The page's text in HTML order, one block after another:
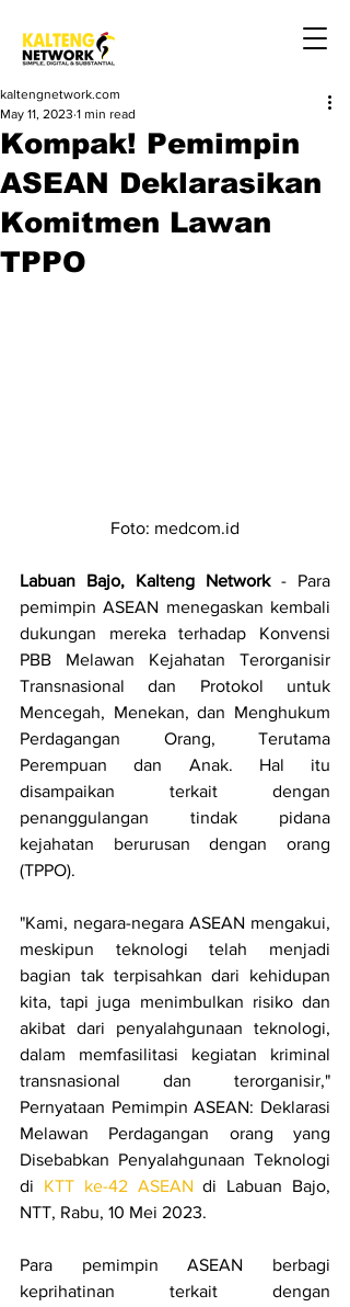
Kompak! Pemimpin
ASEAN Deklarasikan
Komitmen Lawan
TPPO
kaltengnetwork.com
May 11, 2023 1 min read
Foto: medcom.id
Labuan Bajo, Kalteng Network - Para
pemimpin ASEAN menegaskan kembali
dukungan mereka terhadap Konvensi
PBB Melawan Kejahatan Terorganisir
Transnasional dan Protokol untuk
Mencegah, Menekan, dan Menghukum
Perdagangan Orang, Terutama
Perempuan dan Anak. Hal itu
disampaikan terkait dengan
penanggulangan tindak pidana
kejahatan berurusan dengan orang
(TPPO).
"Kami, negara-negara ASEAN mengakui,
meskipun teknologi telah menjadi
bagian tak terpisahkan dari kehidupan
kita, tapi juga menimbulkan risiko dan
akibat dari penyalahgunaan teknologi,
dalam memfasilitasi kegiatan kriminal
transnasional dan terorganisir,"
Pernyataan Pemimpin ASEAN: Deklarasi
Melawan Perdagangan orang yang
Disebabkan Penyalahgunaan Teknologi
di KTT ke-42 ASEAN di Labuan Bajo,
NTT, Rabu, 10 Mei 2023.
Para pemimpin ASEAN berbagi
keprihatinan terkait dengan